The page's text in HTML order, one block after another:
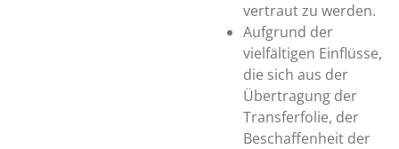
vertraut zu werden.
Aufgrund der
vielfältigen Einflüsse,
die sich aus der
Übertragung der
Transferfolie, der
Beschaffenheit der